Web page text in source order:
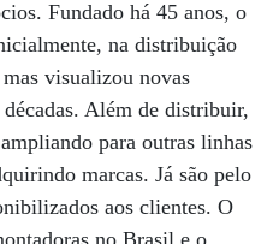
Fundado há 45 anos, o
na distribuição
visualizou novas
Além de distribuir,
para outras linhas
marcas. Já são pelo
aos clientes. O
no Brasil e o